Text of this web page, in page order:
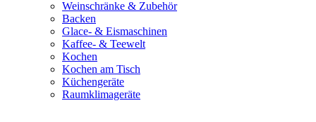
Weinschränke & Zubehör
Backen
Glace- & Eismaschinen
Kaffee- & Teewelt
Kochen
Kochen am Tisch
Küchengeräte
Raumklimageräte